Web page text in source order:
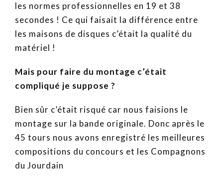
les normes professionnelles en 19 et 38
secondes ! Ce qui faisait la différence entre
les maisons de disques c’était la qualité du
matériel !
Mais pour faire du montage c’était
compliqué je suppose ?
Bien sûr c’était risqué car nous faisions le
montage sur la bande originale. Donc après le
45 tours nous avons enregistré les meilleures
compositions du concours et les Compagnons
du Jourdain